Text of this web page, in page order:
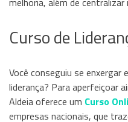
Curso de
Você conseguiu se enxergar
liderança? Para aperfeiçoar
Aldeia oferece um Curso
empresas nacionais, que